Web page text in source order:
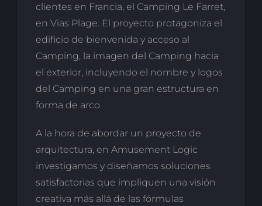
clientes en Francia, el Camping Le Farret,
en Vias Plage. El proyecto protagoniza el
edificio de bienvenida y acceso al
Camping, la imagen del Camping hacia
el exterior, incluyendo el nombre y logos
del Camping en una gran estructura en
forma de arco.
A la hora de abordar un proyecto de
arquitectura, en Amusement Logic
investigamos y diseñamos soluciones
satisfactorias que impliquen una visión
creativa más allá de las fórmulas